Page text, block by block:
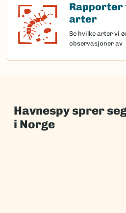
Rapporter
arter
Se hvilke arter vi
observasjoner av
Rapporter
Havnespy sprer
i Norge